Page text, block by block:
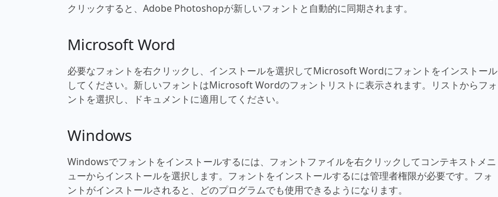
クリックすると、Adobe Photoshopが新しいフォントと自動的に同期されます。
Microsoft Word
必要なフォントを右クリックし、インストールを選択してMicrosoft Wordにフォントをインストール
してください。新しいフォントはMicrosoft Wordのフォントリストに表示されます。リストからフォ
ントを選択し、ドキュメントに適用してください。
Windows
Windowsでフォントをインストールするには、フォントファイルを右クリックしてコンテキストメニ
ューからインストールを選択します。フォントをインストールするには管理者権限が必要です。フォ
ントがインストールされると、どのプログラムでも使用できるようになります。